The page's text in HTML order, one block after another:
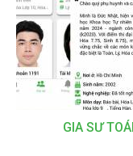
GIA SƯ